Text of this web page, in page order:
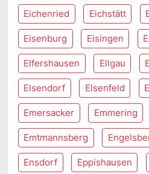
Eichenried Eichstätt
Eisenburg Eisingen
Elfershausen Ellgau
Elsendorf Elsenfeld
Emersacker Emmering
Emtmannsberg
Ensdorf Eppishausen